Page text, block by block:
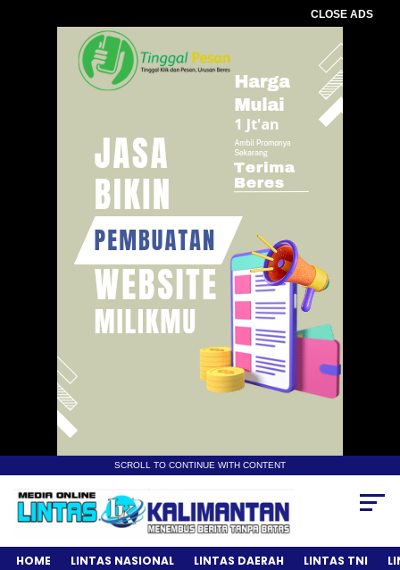
CLOSE ADS
SCROLL TO CONTINUE WITH CONTENT
HOME LINTAS NASIONAL LINTAS DAERAH LINTAS TNI